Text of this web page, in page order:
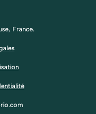
France.